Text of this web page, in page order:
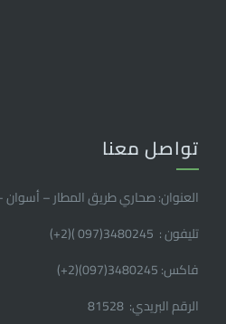
تواصل معنا
العنوان: صحاري طريق المطار –
تليفون : 3480245(097 )(2
+
)
فاكس: 3480245(097)(2
+
)
الرقم البريدي: 81528